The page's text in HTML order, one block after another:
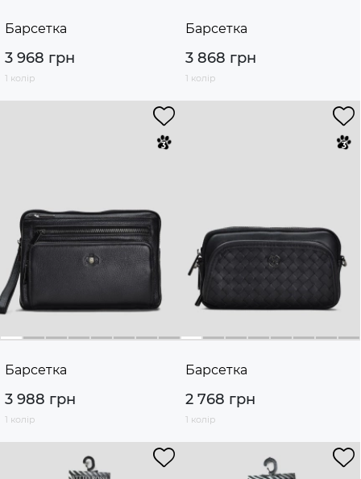
Барсетка
3 968 грн
1 колір
Барсетка
3 868 грн
1 колір
Барсетка
3 988 грн
1 колір
Барсетка
2 768 грн
1 колір